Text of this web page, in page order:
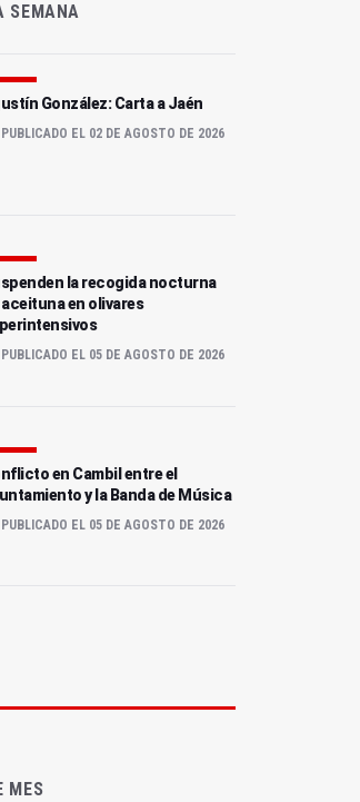
SEMANA
González: Carta a Jaén
PUBLICADO EL 02 DE AGOSTO DE 2026
la recogida nocturna
aceituna en olivares
PUBLICADO EL 05 DE AGOSTO DE 2026
en Cambil entre el
y la Banda de Música
PUBLICADO EL 05 DE AGOSTO DE 2026
MES